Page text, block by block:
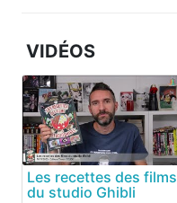
VIDÉOS
Les recettes des films
du studio Ghibli